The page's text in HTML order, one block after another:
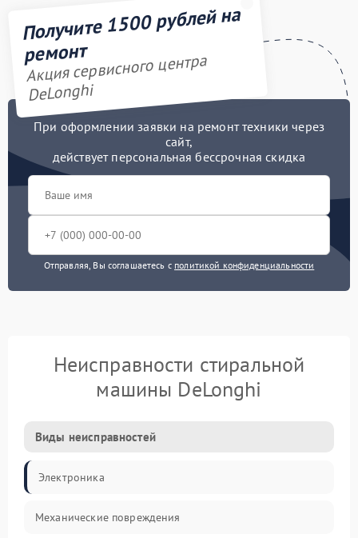
Получите 1500 рублей на
ремонт
Акция сервисного центра
DeLonghi
При оформлении заявки на ремонт техники через
сайт,
действует персональная бессрочная скидка
Отправляя, Вы соглашаетесь с политикой конфиденциальности
Неисправности стиральной
машины DeLonghi
Виды неисправностей
Электроника
Механические повреждения